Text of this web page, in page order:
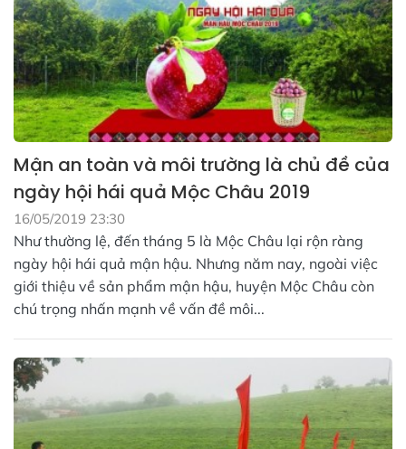
Mận an toàn và môi trường là chủ đề của
ngày hội hái quả Mộc Châu 2019
16/05/2019 23:30
Như thường lệ, đến tháng 5 là Mộc Châu lại rộn ràng
ngày hội hái quả mận hậu. Nhưng năm nay, ngoài việc
giới thiệu về sản phẩm mận hậu, huyện Mộc Châu còn
chú trọng nhấn mạnh về vấn đề môi...